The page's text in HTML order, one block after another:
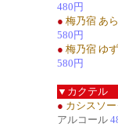
480円
● 梅乃宿 あ
580円
● 梅乃宿 ゆ
580円
▼カクテル
● カシスソ
アルコール